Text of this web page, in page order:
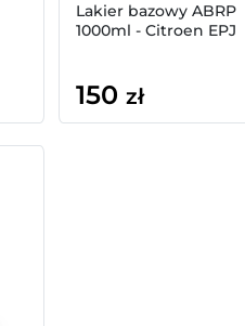
Lakier bazowy ABRP
1000ml - Citroen EPJ
150 zł